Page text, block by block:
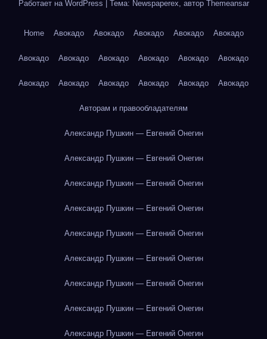
Работает на WordPress Тема: Newspaperex, автор Themeansar
Home Авокадо Авокадо Авокадо Авокадо Авокадо
Авокадо Авокадо Авокадо Авокадо Авокадо Авокадо
Авокадо Авокадо Авокадо Авокадо Авокадо Авокадо
Авторам и правообладателям
Александр Пушкин — Евгений Онегин
Александр Пушкин — Евгений Онегин
Александр Пушкин — Евгений Онегин
Александр Пушкин — Евгений Онегин
Александр Пушкин — Евгений Онегин
Александр Пушкин — Евгений Онегин
Александр Пушкин — Евгений Онегин
Александр Пушкин — Евгений Онегин
Александр Пушкин — Евгений Онегин